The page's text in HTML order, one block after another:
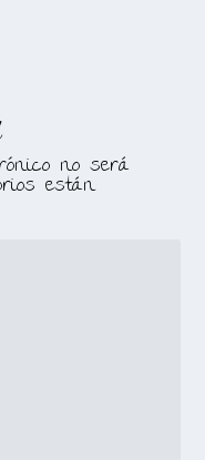
no será
están